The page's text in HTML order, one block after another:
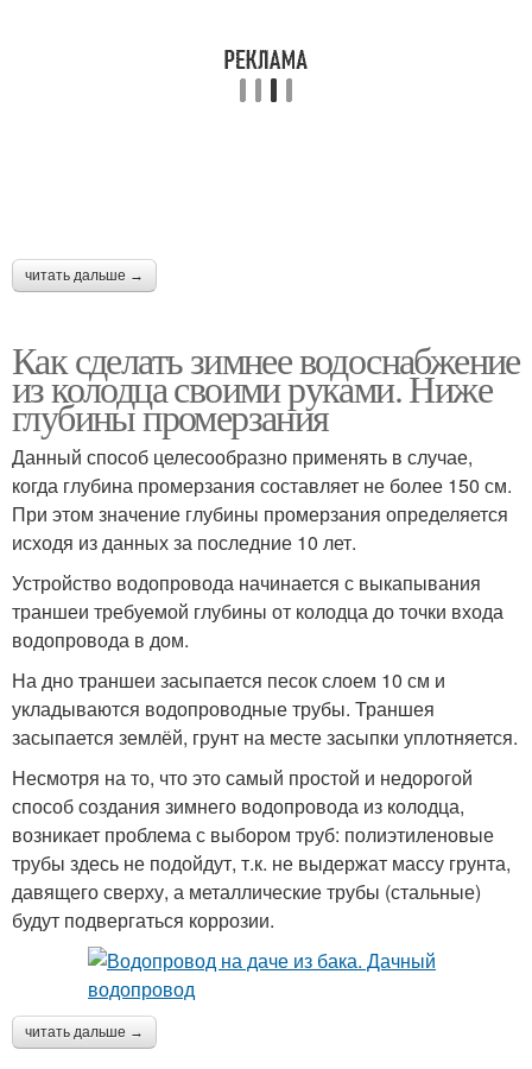
читать дальше →
Как сделать зимнее водоснабжение
из колодца своими руками. Ниже
глубины промерзания
Данный способ целесообразно применять в случае,
когда глубина промерзания составляет не более 150 см.
При этом значение глубины промерзания определяется
исходя из данных за последние 10 лет.
Устройство водопровода начинается с выкапывания
траншеи требуемой глубины от колодца до точки входа
водопровода в дом.
На дно траншеи засыпается песок слоем 10 см и
укладываются водопроводные трубы. Траншея
засыпается землёй, грунт на месте засыпки уплотняется.
Несмотря на то, что это самый простой и недорогой
способ создания зимнего водопровода из колодца,
возникает проблема с выбором труб: полиэтиленовые
трубы здесь не подойдут, т.к. не выдержат массу грунта,
давящего сверху, а металлические трубы (стальные)
будут подвергаться коррозии.
читать дальше →